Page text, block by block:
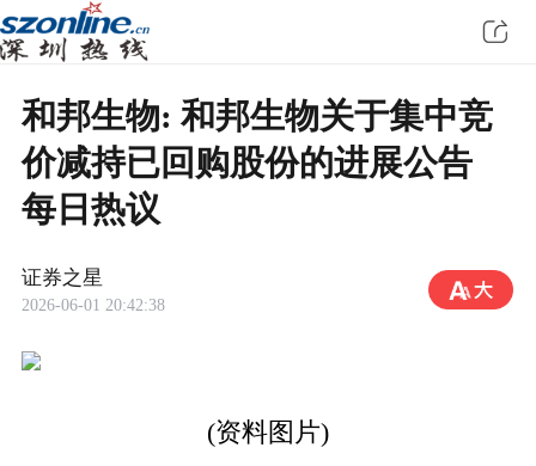
和邦生物: 和邦生物关于集中竞
价减持已回购股份的进展公告
每日热议
证券之星
2026-06-01 20:42:38
(资料图片)